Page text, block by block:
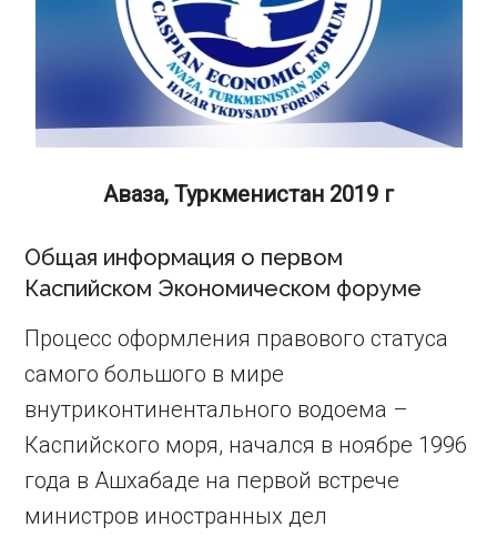
Аваза, Туркменистан 2019 г
Общая информация о первом
Каспийском Экономическом форуме
Процесс оформления правового статуса
самого большого в мире
внутриконтинентального водоема –
Каспийского моря, начался в ноябре 1996
года в Ашхабаде на первой встрече
министров иностранных дел